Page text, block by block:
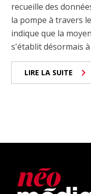
recueille des
la pompe à travers
indique que la
s'établit désormais à
LIRE LA SUITE